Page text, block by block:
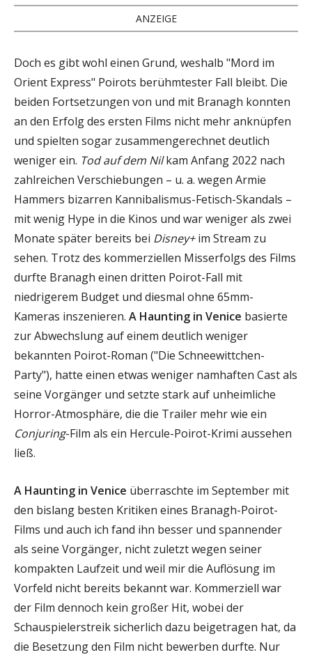
ANZEIGE
Doch es gibt wohl einen Grund, weshalb "Mord im
Orient Express" Poirots berühmtester Fall bleibt. Die
beiden Fortsetzungen von und mit Branagh konnten
an den Erfolg des ersten Films nicht mehr anknüpfen
und spielten sogar zusammengerechnet deutlich
weniger ein. Tod auf dem Nilkam Anfang 2022 nach
zahlreichen Verschiebungen – u. a. wegen Armie
Hammers bizarren Kannibalismus-Fetisch-Skandals –
mit wenig Hype in die Kinos und war weniger als zwei
Monate später bereits bei Disney+im Stream zu
sehen. Trotz des kommerziellen Misserfolgs des Films
durfte Branagh einen dritten Poirot-Fall mit
niedrigerem Budget und diesmal ohne 65mm-
Kameras inszenieren. A Haunting in Venice basierte
zur Abwechslung auf einem deutlich weniger
bekannten Poirot-Roman ("Die Schneewittchen-
Party"), hatte einen etwas weniger namhaften Cast als
seine Vorgänger und setzte stark auf unheimliche
Horror-Atmosphäre, die die Trailer mehr wie ein
Conjuring-Film als ein Hercule-Poirot-Krimi aussehen
ließ.
A Haunting in Venice überraschte im September mit
den bislang besten Kritiken eines Branagh-Poirot-
Films und auch ich fand ihn besser und spannender
als seine Vorgänger, nicht zuletzt wegen seiner
kompakten Laufzeit und weil mir die Auflösung im
Vorfeld nicht bereits bekannt war. Kommerziell war
der Film dennoch kein großer Hit, wobei der
Schauspielerstreik sicherlich dazu beigetragen hat, da
die Besetzung den Film nicht bewerben durfte. Nur